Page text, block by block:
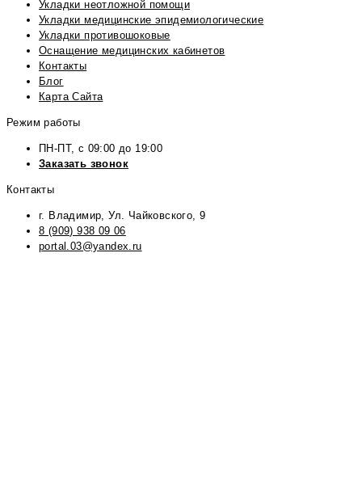
Укладки неотложной помощи
Укладки медицинские эпидемиологические
Укладки противошоковые
Оснащение медицинских кабинетов
Контакты
Блог
Карта Сайта
Режим работы
ПН-ПТ, с 09:00 до 19:00
Заказать звонок
Контакты
г. Владимир, Ул. Чайковского, 9
8 (909) 938 09 06
portal.03@yandex.ru